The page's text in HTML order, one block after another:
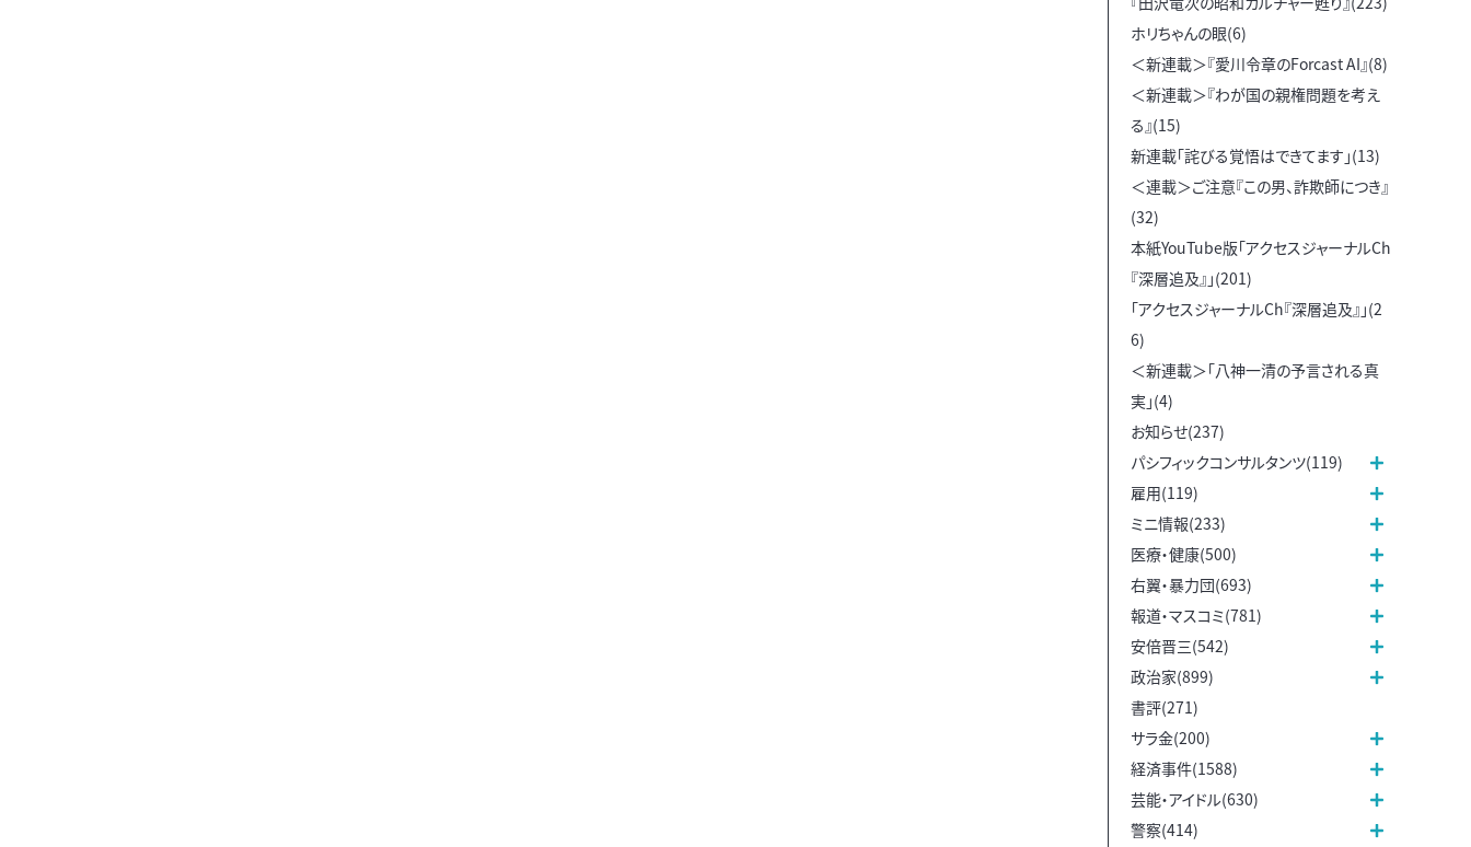
ホリちゃんの眼(6)
＜新連載＞『愛川令章のForcast AI』(8)
＜新連載＞『わが国の親権問題を考え
る』(15)
新連載「詫びる覚悟はできてます」(13)
＜連載＞ご注意『この男、詐欺師につき』
(32)
本紙YouTube版「アクセスジャーナルCh
『深層追及』」(201)
「アクセスジャーナルCh『深層追及』」(2
6)
＜新連載＞「八神一清の予言される真
実」(4)
お知らせ(237)
パシフィックコンサルタンツ(119)
雇用(119)
ミニ情報(233)
医療・健康(500)
右翼・暴力団(693)
報道・マスコミ(781)
安倍晋三(542)
政治家(899)
書評(271)
サラ金(200)
経済事件(1588)
芸能・アイドル(630)
警察(414)